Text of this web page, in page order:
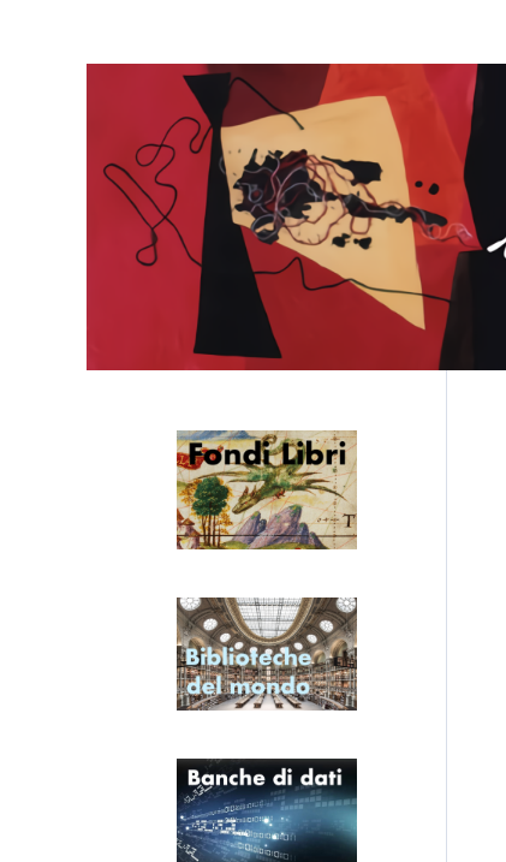
Menù principale